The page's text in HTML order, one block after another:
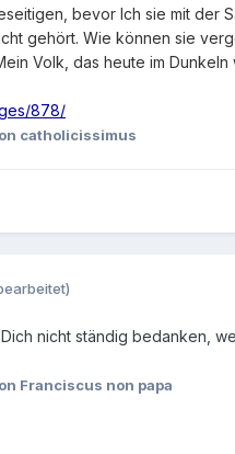
bevor Ich sie mit der
gehört. Wie können sie
Volk, das heute im
878/
catholicissimus
nicht ständig bedanken,
Franciscus non papa